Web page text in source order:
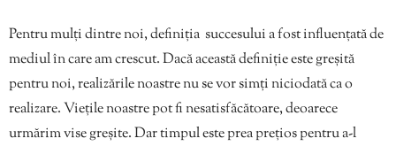
Pentru mulți dintre noi, definiția succesului a fost influențată de
mediul în care am crescut. Dacă această definiție este greșită
pentru noi, realizările noastre nu se vor simți niciodată ca o
realizare. Viețile noastre pot fi nesatisfăcătoare, deoarece
urmărim vise greșite. Dar timpul este prea prețios pentru a-l